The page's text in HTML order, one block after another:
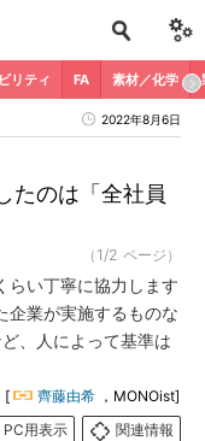
リティ FA 素材／化学
2022年8月6日
たのは「全社員
（1/2 ページ）
らい丁寧に協力します
企業が実施するものな
、人によって基準は
[ 齊藤由希 ，MONOist]
PC用表示
関連情報